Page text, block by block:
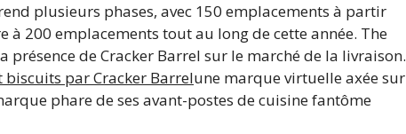
plusieurs phases, avec 150 emplacements à partir
à 200 emplacements tout au long de cette année. The
présence de Cracker Barrel sur le marché de la livraison.
biscuits par Cracker Barrelune marque virtuelle axée sur
phare de ses avant-postes de cuisine fantôme